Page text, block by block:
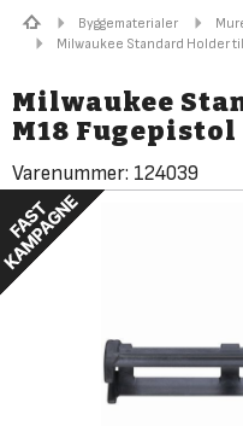
Byggematerialer
Milwaukee Standard Holder
Milwaukee
M18 Fugepistol
Varenummer: 124039